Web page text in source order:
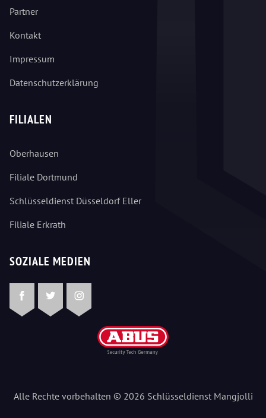
Partner
Kontakt
Impressum
Datenschutzerklärung
FILIALEN
Oberhausen
Filiale Dortmund
Schlüsseldienst Düsseldorf Eller
Filiale Erkrath
SOZIALE MEDIEN
FacebookTwitterInstagram
Alle Rechte vorbehalten © 2026 Schlüsseldienst Mangjolli